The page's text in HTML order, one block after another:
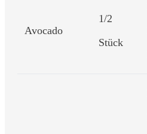
Avocado
1/2
Stück